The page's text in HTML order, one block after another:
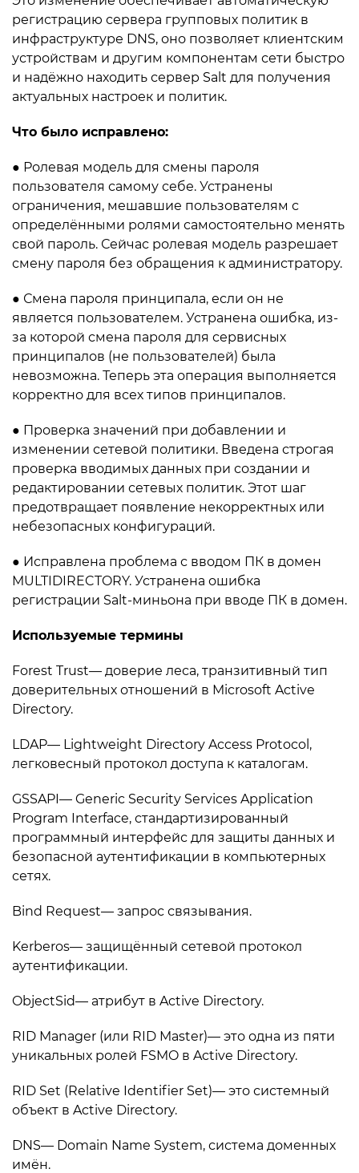
регистрацию сервера групповых политик в
инфраструктуре DNS, оно позволяет клиентским
устройствам и другим компонентам сети быстро
и надёжно находить сервер Salt для получения
актуальных настроек и политик.
Что было исправлено:
● Ролевая модель для смены пароля
пользователя самому себе. Устранены
ограничения, мешавшие пользователям с
определёнными ролями самостоятельно менять
свой пароль. Сейчас ролевая модель разрешает
смену пароля без обращения к администратору.
● Смена пароля принципала, если он не
является пользователем. Устранена ошибка, из-
за которой смена пароля для сервисных
принципалов (не пользователей) была
невозможна. Теперь эта операция выполняется
корректно для всех типов принципалов.
● Проверка значений при добавлении и
изменении сетевой политики. Введена строгая
проверка вводимых данных при создании и
редактировании сетевых политик. Этот шаг
предотвращает появление некорректных или
небезопасных конфигураций.
● Исправлена проблема с вводом ПК в домен
MULTIDIRECTORY. Устранена ошибка
регистрации Salt-миньона при вводе ПК в домен.
Используемые термины
Forest Trust— доверие леса, транзитивный тип
доверительных отношений в Microsoft Active
Directory.
LDAP— Lightweight Directory Access Protocol,
легковесный протокол доступа к каталогам.
GSSAPI— Generic Security Services Application
Program Interface, стандартизированный
программный интерфейс для защиты данных и
безопасной аутентификации в компьютерных
сетях.
Bind Request— запрос связывания.
Kerberos— защищённый сетевой протокол
аутентификации.
ObjectSid— атрибут в Active Directory.
RID Manager (или RID Master)— это одна из пяти
уникальных ролей FSMO в Active Directory.
RID Set (Relative Identifier Set)— это системный
объект в Active Directory.
DNS— Domain Name System, система доменных
имён.